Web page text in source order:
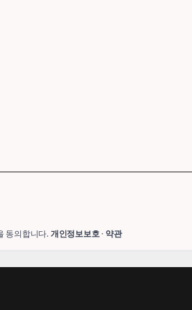
동의합니다. 개인정보보호 · 약관